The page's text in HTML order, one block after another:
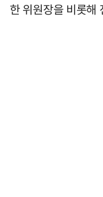
한 위원장을 비롯해